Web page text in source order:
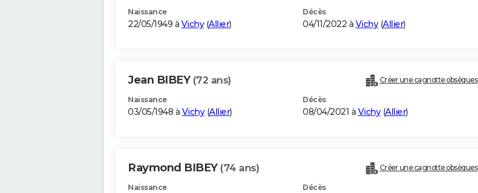
Naissance
22/05/1949 à Vichy(Allier)
Décès
04/11/2022 à Vichy(Allier)
Jean BIBEY (72 ans) Créer une cagnotte obsèques
Naissance
03/05/1948 à Vichy(Allier)
Décès
08/04/2021 à Vichy(Allier)
Raymond BIBEY (74 ans) Créer une cagnotte obsèques
Naissance Décès